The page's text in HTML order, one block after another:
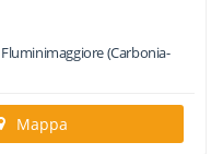
Fluminimaggiore(Carbonia-
Mappa